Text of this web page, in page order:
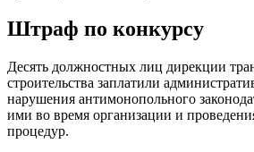
Штраф по конкурсу
Десять должностных лиц дирекции
строительства заплатили
нарушения антимонопольного
ими во время организации и
процедур.